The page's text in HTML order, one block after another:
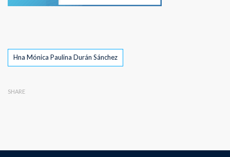
Tags
Hna Mónica Paulina Durán Sánchez
SHARE